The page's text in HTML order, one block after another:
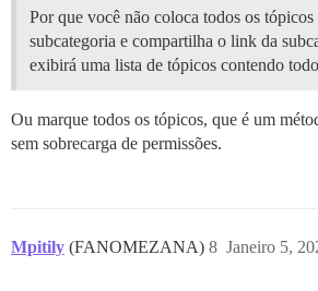
Por que você não coloca todos os tópicos
subcategoria e compartilha o link da
exibirá uma lista de tópicos contendo
Ou marque todos os tópicos, que é um
sem sobrecarga de permissões.
Mpitily (FANOMEZANA) Janeiro 5,
8